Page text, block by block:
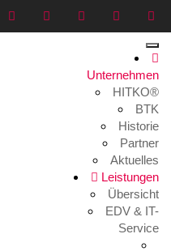
Unternehmen
HITKO®
BTK
Historie
Partner
Aktuelles
Leistungen
Übersicht
EDV & IT-
Service